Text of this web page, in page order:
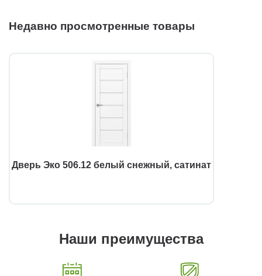
Недавно просмотренные товары
Дверь Эко 506.12 белый снежный, сатинат
Наши преимущества